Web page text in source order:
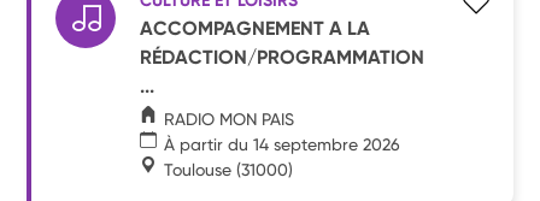
ACCOMPAGNEMENT A LA
RÉDACTION/PROGRAMMATION
...
RADIO MON PAIS
À partir du 14 septembre 2026
Toulouse (31000)